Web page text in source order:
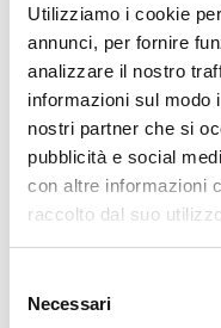
Utilizziamo i cookie
annunci, per fornire
analizzare il nostro
informazioni sul modo
nostri partner che si
pubblicità e social
con altre informazioni
raccolto dal suo
delNecessari
PROGRAMMAZIONE
16/09/2026
TEXA SPA
durata:dalle 09.00
RICHIEDI MAGGIORI